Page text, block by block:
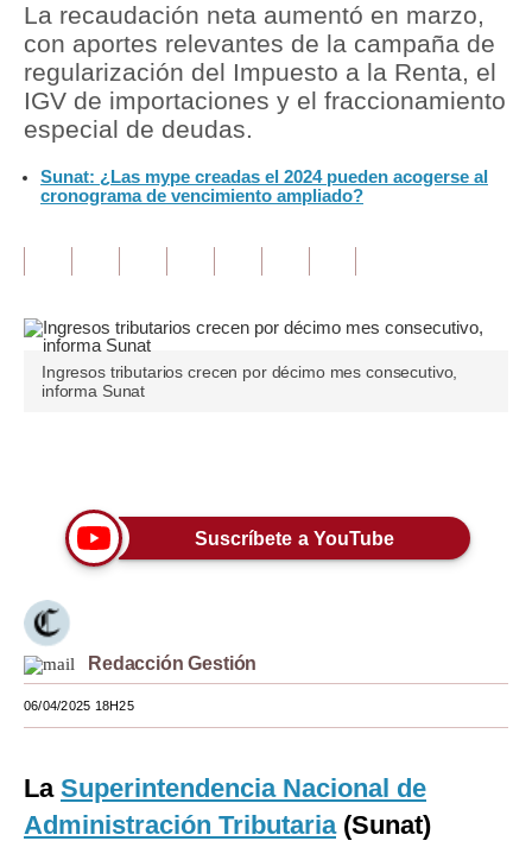
Política
Tu Dinero
Finanzas Personales
Inmobiliarias
Opinión
Editorial
Pregunta de hoy
Lujo
Viajes
Moda
Estilos
Mundo
México
La recaudación neta aumentó en marzo,
con aportes relevantes de la campaña de
regularización del Impuesto a la Renta, el
IGV de importaciones y el fraccionamiento
especial de deudas.
Sunat: ¿Las mype creadas el 2024 pueden acogerse al
cronograma de vencimiento ampliado?
Ingresos tributarios crecen por décimo mes consecutivo,
informa Sunat
Suscríbete a YouTube
Redacción Gestión
06/04/2025 18H25
La Superintendencia Nacional de
Administración Tributaria(Sunat)